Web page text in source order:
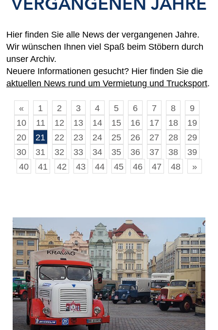
Hier finden Sie alle News der vergangenen Jahre.
Wir wünschen Ihnen viel Spaß beim Stöbern durch
unser Archiv.
Neuere Informationen gesucht? Hier finden Sie die
aktuellen News rund um Vermietung und Trucksport.
« 1 2 3 4 5 6 7 8
9
10
11 12 13 14 15 16 17 18
19
20
21 22 23 24 25 26 27 28
29
30
31 32 33 34 35 36 37 38
39
40
41 42 43 44 45 46 47 48 »